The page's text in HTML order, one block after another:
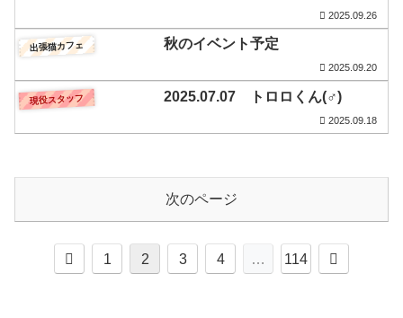
2025.09.26
出張猫カフェ 秋のイベント予定
2025.09.20
現役スタッフ 2025.07.07 トロロくん(♂)
2025.09.18
次のページ
前
1 2 3 4 … 114
次